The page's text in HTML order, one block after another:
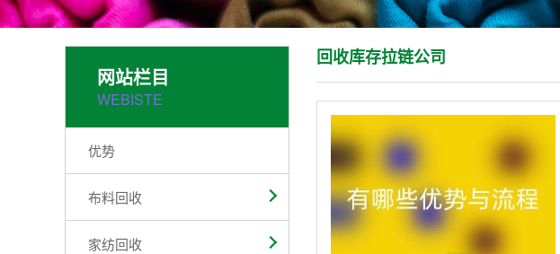
网站栏目
WEBISTE
优势
布料回收
家纺回收
回收库存拉链公司